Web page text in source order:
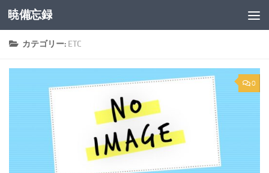
コンテンツへスキップ
暁備忘録
カテゴリー: ETC
0